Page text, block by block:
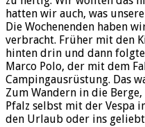
hatten wir auch, was
Die Wochenenden haben
verbracht. Früher mit den
hinten drin und dann
Marco Polo, der mit dem
Campingausrüstung. Das
Zum Wandern in die
Pfalz selbst mit der Vespa
den Urlaub oder ins